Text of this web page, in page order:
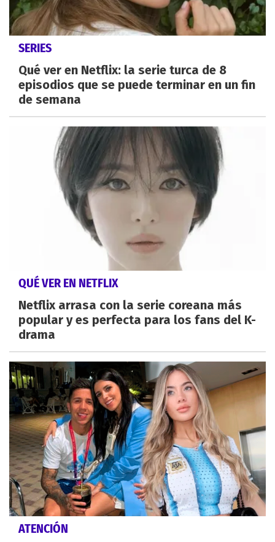
SERIES
Qué ver en Netflix: la serie turca de 8
episodios que se puede terminar en un fin
de semana
QUÉ VER EN NETFLIX
Netflix arrasa con la serie coreana más
popular y es perfecta para los fans del K-
drama
ATENCIÓN